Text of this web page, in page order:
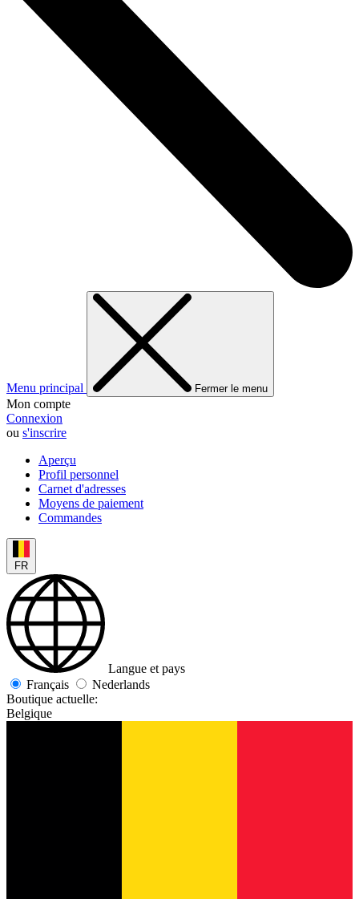
Menu principal Fermer le menu
Mon compte
Connexion
ou s'inscrire
Aperçu
Profil personnel
Carnet d'adresses
Moyens de paiement
Commandes
FR
Langue et pays
Français
Nederlands
Boutique actuelle:
Belgique